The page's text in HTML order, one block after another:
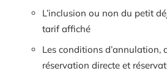
L’inclusion ou non du petit
tarif affiché
Les conditions d’annulation,
réservation directe et